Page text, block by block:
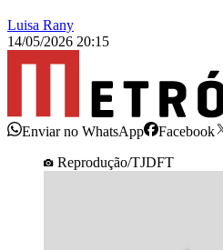
Luisa Rany
14/05/2026 20:15
Enviar no WhatsApp Facebook
Reprodução/TJDFT